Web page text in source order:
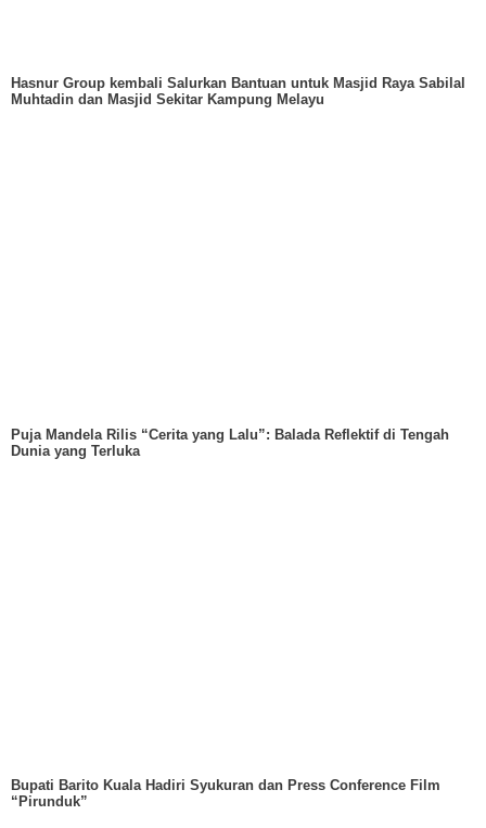
Hasnur Group kembali Salurkan Bantuan untuk Masjid Raya Sabilal
Muhtadin dan Masjid Sekitar Kampung Melayu
Puja Mandela Rilis “Cerita yang Lalu”: Balada Reflektif di Tengah
Dunia yang Terluka
Bupati Barito Kuala Hadiri Syukuran dan Press Conference Film
“Pirunduk”